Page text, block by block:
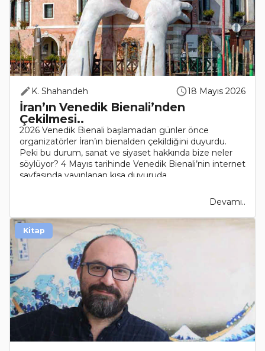
K. Shahandeh 18 Mayıs 2026
İran’ın Venedik Bienali’nden
Çekilmesi..
2026 Venedik Bienali başlamadan günler önce
organizatörler İran’ın bienalden çekildiğini duyurdu.
Peki bu durum, sanat ve siyaset hakkında bize neler
söylüyor? 4 Mayıs tarihinde Venedik Bienali’nin internet
sayfasında yayınlanan kısa duyuruda..
Devamı..
Kitap